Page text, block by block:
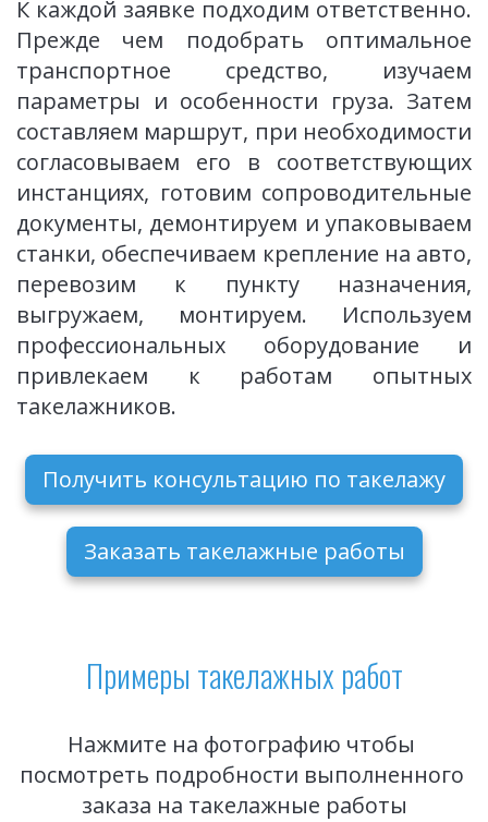
К каждой заявке подходим ответственно.
Прежде чем подобрать оптимальное
транспортное средство, изучаем
параметры и особенности груза. Затем
составляем маршрут, при необходимости
согласовываем его в соответствующих
инстанциях, готовим сопроводительные
документы, демонтируем и упаковываем
станки, обеспечиваем крепление на авто,
перевозим к пункту назначения,
выгружаем, монтируем. Используем
профессиональных оборудование и
привлекаем к работам опытных
такелажников.
Получить консультацию по такелажу
Заказать такелажные работы
Примеры такелажных работ
Нажмите на фотографию чтобы
посмотреть подробности выполненного
заказа на такелажные работы